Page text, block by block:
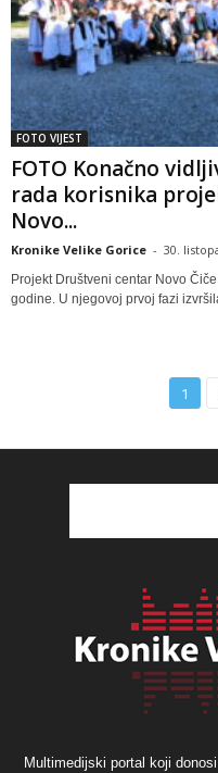
FOTO VIJEST
FOTO Konačno
rada korisnika
Novo...
Kronike Velike Gorice - 30.
Projekt Društveni centar Novo
godine. U njegovoj prvoj fazi
1
Multimedijski portal koji